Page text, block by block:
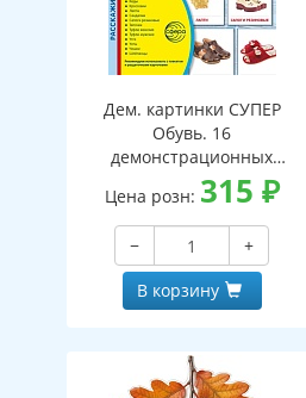
Дем. картинки СУПЕР
Обувь. 16
демонстрационных
картинок с текстом В
ПАПКЕ (173х220 мм)
Цена розн: 315 ₽
−
+
В корзину